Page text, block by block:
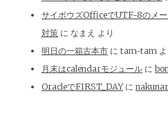
サイボウズOfficeでUTF-8のメ
対策 に なまえ より
明日の一箱古本市 に tam-tam
月末はcalendarモジュール に
OracleでFIRST_DAYに